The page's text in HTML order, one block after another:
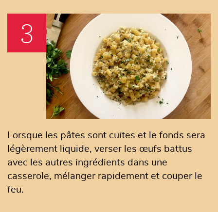
3
Lorsque les pâtes sont cuites et le fonds sera
légèrement liquide, verser les œufs battus
avec les autres ingrédients dans une
casserole, mélanger rapidement et couper le
feu.